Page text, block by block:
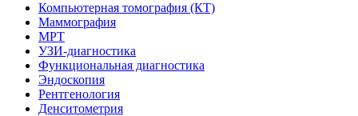
Компьютерная томография (КТ)
Маммография
МРТ
УЗИ-диагностика
Функциональная диагностика
Эндоскопия
Рентгенология
Денситометрия